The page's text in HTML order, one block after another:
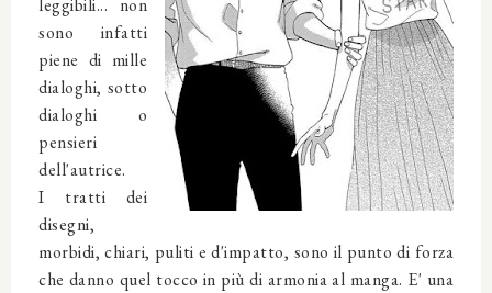
leggibili... non
sono infatti
piene di mille
dialoghi, sotto
dialoghi o
pensieri
dell'autrice.
I tratti dei
disegni,
morbidi, chiari, puliti e d'impatto, sono il punto di forza
che danno quel tocco in più di armonia al manga. E' una